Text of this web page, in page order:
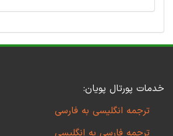
خدمات پورتال پویان:
ترجمه انگلیسی به فارسی
ترجمه فارسی به انگلیسی